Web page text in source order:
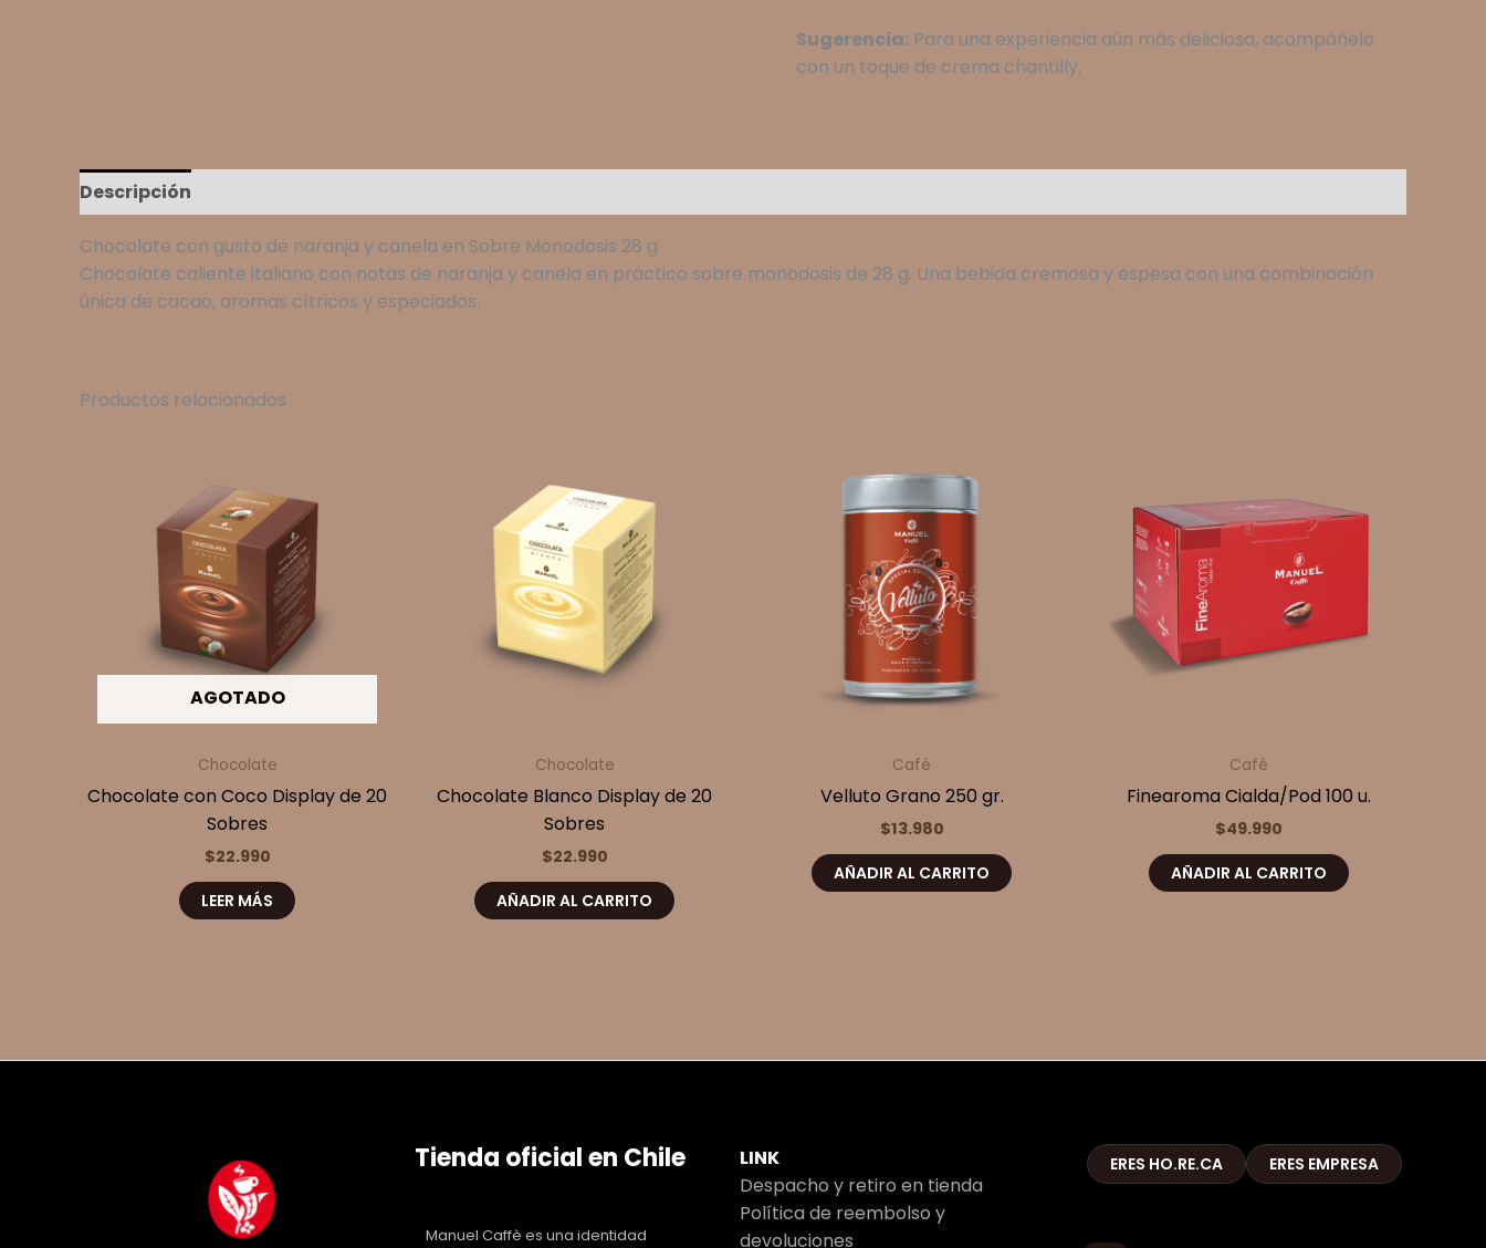
Sugerencia: Para una experiencia aún más deliciosa, acompáñelo
con un toque de crema chantilly.
Descripción
Chocolate con gusto de naranja y canela en Sobre Monodosis 28 g
Chocolate caliente italiano con notas de naranja y canela en práctico sobre monodosis de 28 g. Una bebida cremosa y espesa con una combinación
única de cacao, aromas cítricos y especiados.
Productos relacionados
AGOTADO
Chocolate
Chocolate con Coco Display de 20
Sobres
$22.990
LEER MÁS
Chocolate
Chocolate Blanco Display de 20
Sobres
$22.990
AÑADIR AL CARRITO
Café
Velluto Grano 250 gr.
$13.980
AÑADIR AL CARRITO
Café
Finearoma Cialda/Pod 100 u.
$49.990
AÑADIR AL CARRITO
Tienda oficial en Chile
Manuel Caffè es una identidad
LINK
Despacho y retiro en tienda
Política de reembolso y
devoluciones
ERES HO.RE.CA ERES EMPRESA